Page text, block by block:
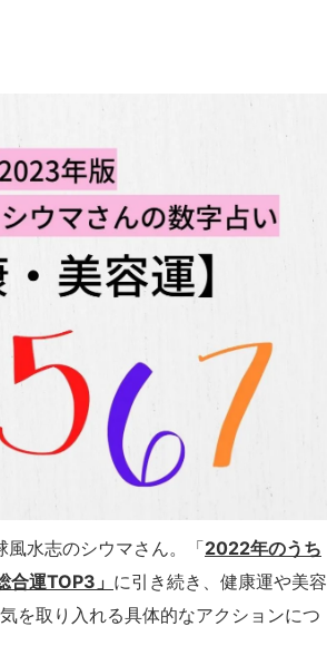
水志のシウマさん。「2022年のうち
合運TOP3」 に引き続き、健康運や美容
を取り入れる具体的なアクションにつ